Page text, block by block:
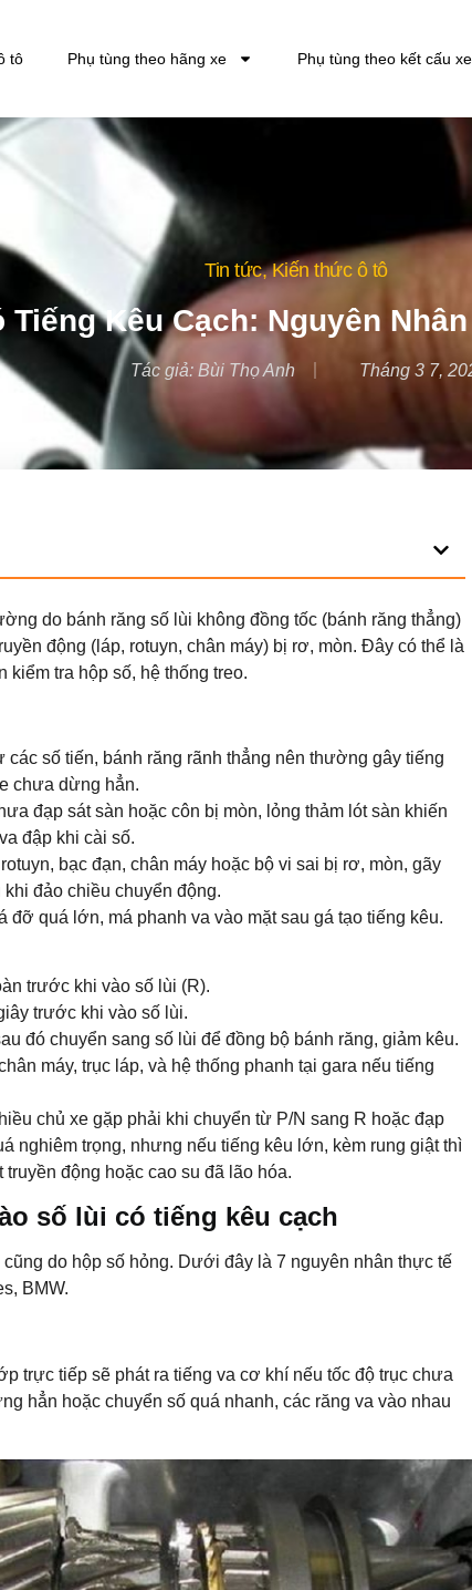
tô Phụ tùng theo hãng xe Phụ tùng theo kết cấu xe
Tin tức,Kiến thức ô tô
Tiếng Kêu Cạch: Nguyên
Tác giả:Bùi Thọ Anh Tháng 3 7,
do bánh răng số lùi không đồng tốc (bánh răng thẳng)
động (láp, rotuyn, chân máy) bị rơ, mòn. Đây có thể là
tra hộp số, hệ thống treo.
các số tiến, bánh răng rãnh thẳng nên thường gây tiếng
chưa dừng hẳn.
đạp sát sàn hoặc côn bị mòn, lỏng thảm lót sàn khiến
đập khi cài số.
bạc đạn, chân máy hoặc bộ vi sai bị rơ, mòn, gãy
đảo chiều chuyển động.
đỡ quá lớn, má phanh va vào mặt sau gá tạo tiếng kêu.
trước khi vào số lùi (R).
trước khi vào số lùi.
đó chuyển sang số lùi để đồng bộ bánh răng, giảm kêu.
máy, trục láp, và hệ thống phanh tại gara nếu tiếng
chủ xe gặp phải khi chuyển từ P/N sang R hoặc đạp
nghiêm trọng, nhưng nếu tiếng kêu lớn, kèm rung giật thì
động hoặc cao su đã lão hóa.
số lùi có tiếng kêu cạch
do hộp số hỏng. Dưới đây là 7 nguyên nhân thực tế
BMW.
trực tiếp sẽ phát ra tiếng va cơ khí nếu tốc độ trục chưa
hẳn hoặc chuyển số quá nhanh, các răng va vào nhau